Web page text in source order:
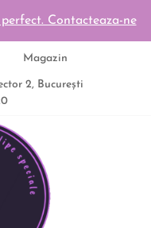
Contacteaza-ne
Magazin
2, București